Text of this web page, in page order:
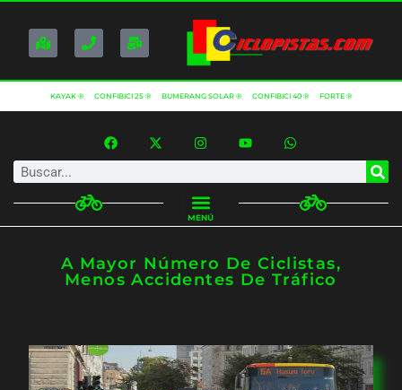
KAYAK ® CONFIBICI 25 ® BUMERANG SOLAR ® CONFIBICI 40 ® FORTE ®
MENÚ
A Mayor Número De Ciclistas,
Menos Accidentes De Tráfico